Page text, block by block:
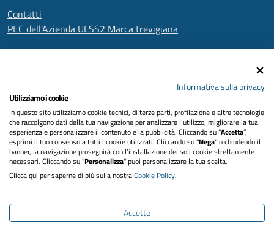
Contatti
PEC dell'Azienda ULSS2 Marca trevigiana
Informativa privacy
Dichiarazione di accessibilità
Note legali
Informativa sulla privacy
Utilizziamo i cookie
In questo sito utilizziamo cookie tecnici, di terze parti, profilazione e altre tecnologie
che raccolgono dati della tua navigazione per analizzare l’utilizzo, migliorare la tua
esperienza e personalizzare il contenuto e la pubblicità. Cliccando su “Accetta”,
esprimi il tuo consenso a tutti i cookie utilizzati. Cliccando su "Nega" o chiudendo il
banner, la navigazione proseguirà con l’installazione dei soli cookie strettamente
necessari. Cliccando su "Personalizza" puoi personalizzare la tua scelta.
Clicca qui per saperne di più sulla nostraCookie Policy.
Accetto